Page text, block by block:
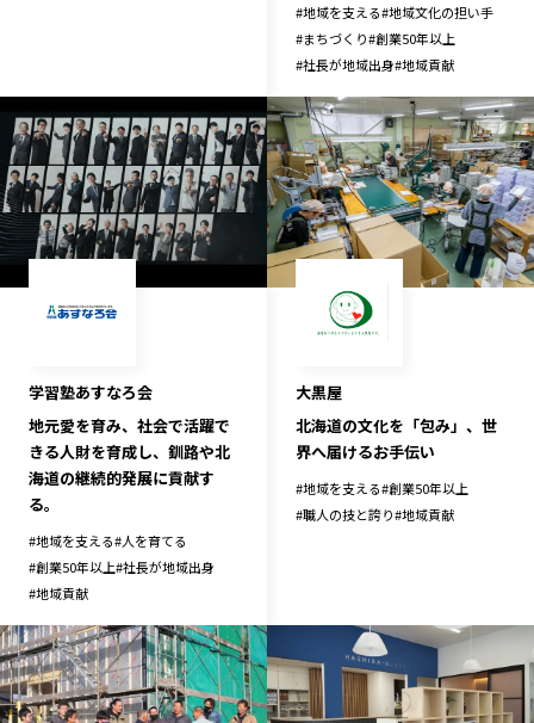
愛媛エリア
福岡エリア
長崎エリア
熊本エリア
大分エリア
宮崎エリア
鹿児島エリア
沖縄エリア
カテゴリから探す
プレスリリース
行政連携記事
MILCプロジェクト
選出企業特別対談
Localist
SDGsの先駆者
イベント
飲食店
地域豆知識
Sporkle
「人」から探す
#地域を支える#地域文化の担い手
#まちづくり#創業50年以上
#社長が地域出身#地域貢献
学習塾あすなろ会
地元愛を育み、社会で活躍で
きる人財を育成し、釧路や北
海道の継続的発展に貢献す
る。
#地域を支える#人を育てる
#創業50年以上#社長が地域出身
#地域貢献
大黒屋
北海道の文化を「包み」、世
界へ届けるお手伝い
#地域を支える#創業50年以上
#職人の技と誇り#地域貢献